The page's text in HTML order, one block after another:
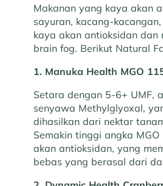
Makanan yang kaya akan
sayuran, kacang-
kaya akan antioksidan dan
brain fog. Berikut Natural
1. Manuka Health MGO
Setara dengan 5-6+ UMF,
senyawa Methylglyoxal,
dihasilkan dari nektar
Semakin tinggi angka
akan antioksidan, yang
bebas yang berasal dari